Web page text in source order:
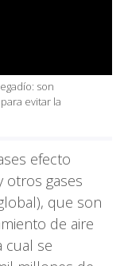
son
evitar la
efecto
otros gases
que son
de aire
cual se